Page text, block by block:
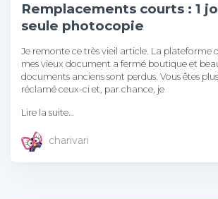
Remplacements courts : 1
seule photocopie
Je remonte ce très vieil article. La plateforme
mes vieux document a fermé boutique et
documents anciens sont perdus. Vous êtes
réclamé ceux-ci et, par chance, je
Lire la suite…
charivari